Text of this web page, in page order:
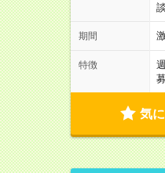
期間
特徴
気